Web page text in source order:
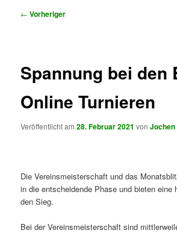
Beitragsnavigation
← Vorheriger
Spannung bei den
Online Turnieren
Veröffentlicht am28. Februar 2021 von
Die Vereinsmeisterschaft und das
in die entscheidende Phase und bieten eine
den Sieg.
Bei der Vereinsmeisterschaft sind